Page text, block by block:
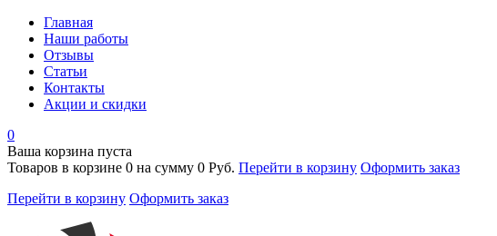
Главная
Наши работы
Отзывы
Статьи
Контакты
Акции и скидки
0
Ваша корзина пуста
Товаров в корзине 0 на сумму 0 Руб. Перейти в корзину Оформить заказ
Перейти в корзину Оформить заказ